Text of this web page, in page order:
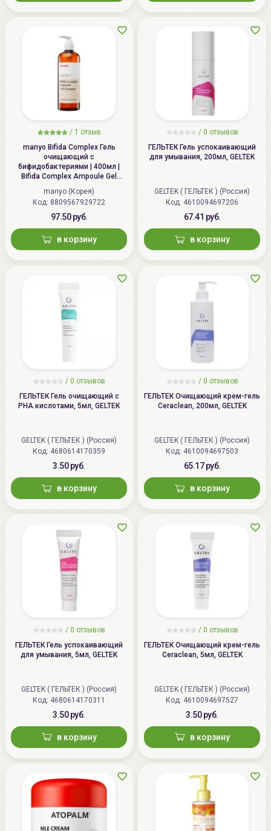
/ 1 отзыв
manyo Bifida Complex Гель
очищающий с
бифидобактериями | 400мл |
Bifida Complex Ampoule Gel
Cleanser
manyo (Корея)
Код: 8809567929722
97.50 руб.
в корзину
/ 0 отзывов
ГЕЛЬТЕК Гель успокаивающий
для умывания, 200мл, GELTEK
GELTEK ( ГЕЛЬТЕК ) (Россия)
Код: 4610094697206
67.41 руб.
в корзину
/ 0 отзывов
ГЕЛЬТЕК Гель очищающий с
PHA кислотами, 5мл, GELTEK
GELTEK ( ГЕЛЬТЕК ) (Россия)
Код: 4680614170359
3.50 руб.
в корзину
/ 0 отзывов
ГЕЛЬТЕК Очищающий крем-гель
Ceraclean, 200мл, GELTEK
GELTEK ( ГЕЛЬТЕК ) (Россия)
Код: 4610094697503
65.17 руб.
в корзину
/ 0 отзывов
ГЕЛЬТЕК Гель успокаивающий
для умывания, 5мл, GELTEK
GELTEK ( ГЕЛЬТЕК ) (Россия)
Код: 4680614170311
3.50 руб.
в корзину
/ 0 отзывов
ГЕЛЬТЕК Очищающий крем-гель
Ceraclean, 5мл, GELTEK
GELTEK ( ГЕЛЬТЕК ) (Россия)
Код: 4610094697527
3.50 руб.
в корзину